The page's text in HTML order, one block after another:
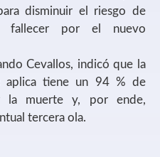
disminuir el riesgo de
fallecer por el nuevo
Cevallos, indicó que la
aplica tiene un 94 % de
la muerte y, por ende,
tercera ola.